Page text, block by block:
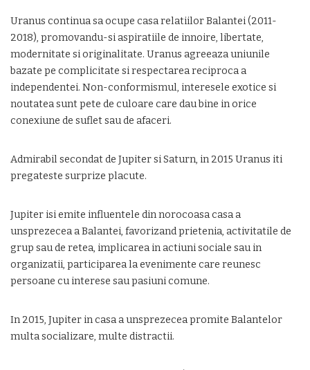
Uranus continua sa ocupe casa relatiilor Balantei (2011-
2018), promovandu-si aspiratiile de innoire, libertate,
modernitate si originalitate. Uranus agreeaza uniunile
bazate pe complicitate si respectarea reciproca a
independentei. Non-conformismul, interesele exotice si
noutatea sunt pete de culoare care dau bine in orice
conexiune de suflet sau de afaceri.
Admirabil secondat de Jupiter si Saturn, in 2015 Uranus iti
pregateste surprize placute.
Jupiter isi emite influentele din norocoasa casa a
unsprezecea a Balantei, favorizand prietenia, activitatile de
grup sau de retea, implicarea in actiuni sociale sau in
organizatii, participarea la evenimente care reunesc
persoane cu interese sau pasiuni comune.
In 2015, Jupiter in casa a unsprezecea promite Balantelor
multa socializare, multe distractii.